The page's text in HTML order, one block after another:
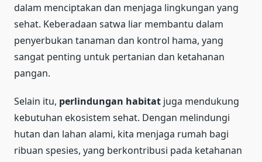
dalam menciptakan dan menjaga lingkungan yang
sehat. Keberadaan satwa liar membantu dalam
penyerbukan tanaman dan kontrol hama, yang
sangat penting untuk pertanian dan ketahanan
pangan.
Selain itu, perlindungan habitat juga mendukung
kebutuhan ekosistem sehat. Dengan melindungi
hutan dan lahan alami, kita menjaga rumah bagi
ribuan spesies, yang berkontribusi pada ketahanan